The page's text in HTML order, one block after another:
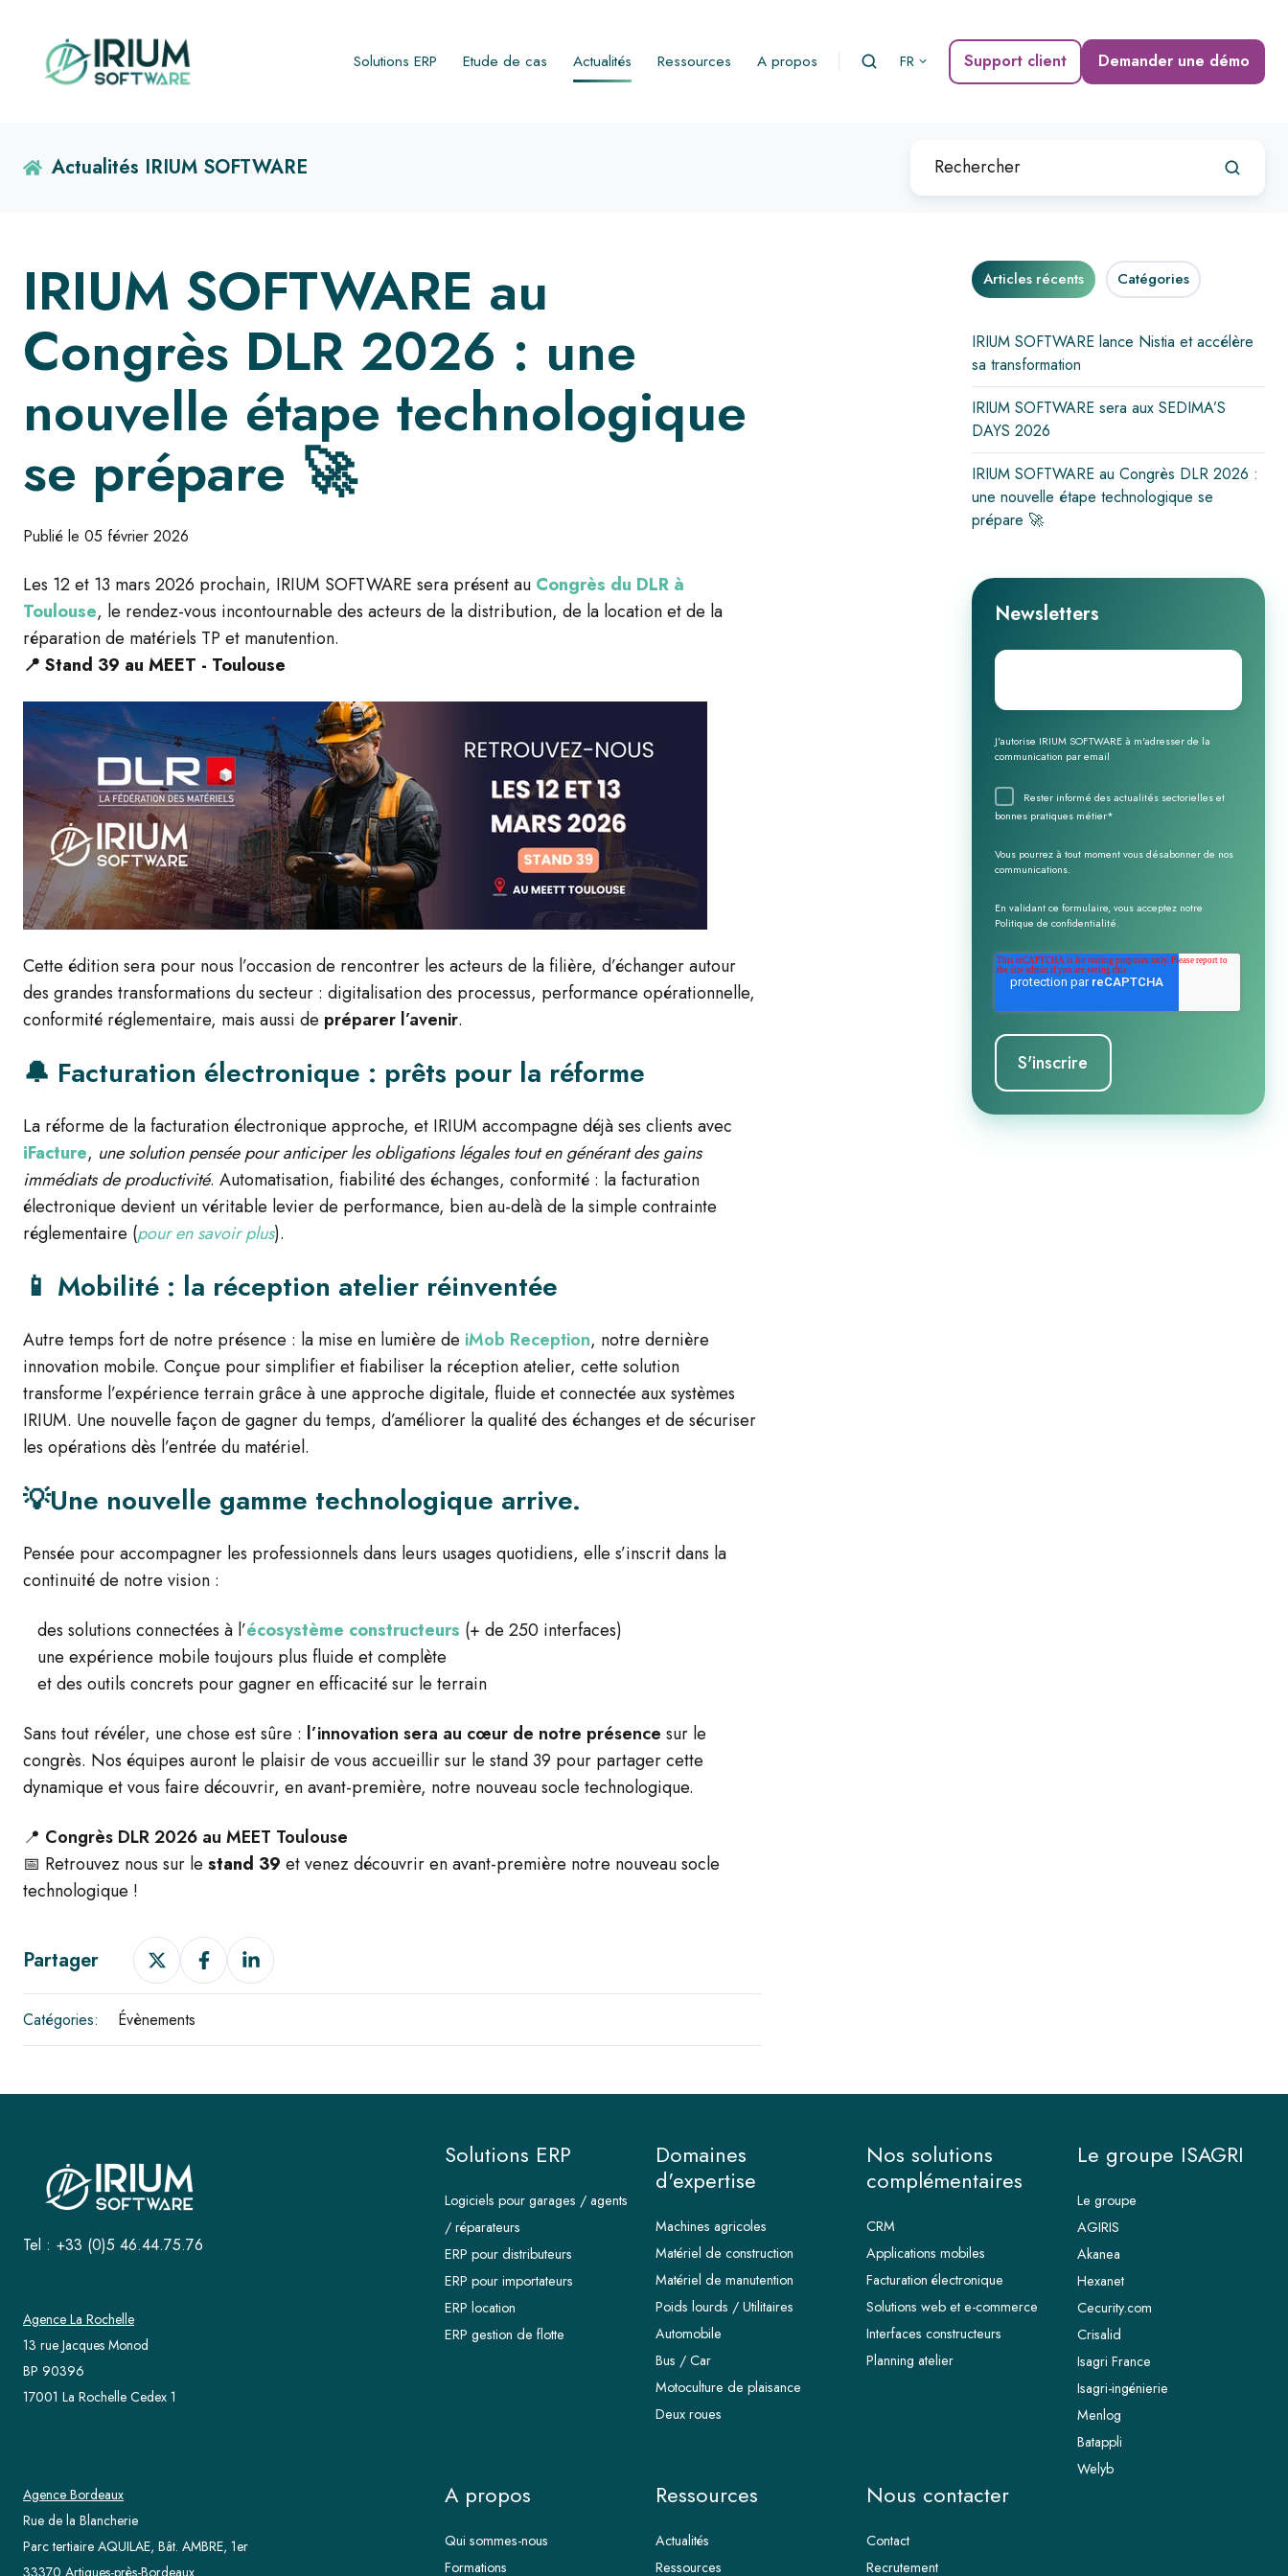
Solutions ERP Etude de cas Actualités Ressources A propos FR Support client Demander une démo
Actualités IRIUM SOFTWARE
IRIUM SOFTWARE au
Congrès DLR 2026 : une
nouvelle étape technologique
se prépare 🚀
Publié le 05 février 2026
Les 12 et 13 mars 2026 prochain, IRIUM SOFTWARE sera présent au Congrès du DLR à
Toulouse, le rendez-vous incontournable des acteurs de la distribution, de la location et de la
réparation de matériels TP et manutention.
📍 Stand 39 au MEET - Toulouse
Cette édition sera pour nous l’occasionde rencontrer les acteurs de la filière, d’échanger autour
des grandes transformations du secteur : digitalisation des processus, performance opérationnelle,
conformité réglementaire, mais aussi de préparer l’avenir.
🔔 Facturation électronique : prêts pour la réforme
La réforme de la facturation électronique approche, et IRIUM accompagne déjà ses clients avec
iFacture, une solution pensée pour anticiper les obligations légales tout en générant des gains
immédiats de productivité. Automatisation, fiabilité des échanges, conformité : la facturation
électronique devient un véritable levier de performance, bien au-delà de la simple contrainte
réglementaire (pour en savoir plus).
📱 Mobilité : la réception atelier réinventée
Autre temps fort de notre présence : la mise en lumière de iMob Reception, notre dernière
innovation mobile. Conçue pour simplifier et fiabiliser la réception atelier, cette solution
transforme l’expérience terrain grâce à une approche digitale, fluide et connectée aux systèmes
IRIUM. Une nouvelle façon de gagner du temps, d’améliorer la qualité des échanges et de sécuriser
les opérations dès l’entrée du matériel.
💡Une nouvelle gamme technologique arrive.
Pensée pour accompagner les professionnels dans leurs usages quotidiens, elle s’inscrit dans la
continuité de notre vision :
des solutions connectées à l’écosystème constructeurs (+ de 250 interfaces)
une expérience mobile toujours plus fluide et complète
et des outils concrets pour gagner en efficacité sur le terrain
Sans tout révéler, une chose est sûre : l’innovation sera au cœur de notre présence sur le
congrès. Nos équipes auront le plaisir de vous accueillir sur le stand 39 pour partager cette
dynamique et vous faire découvrir, en avant-première, notre nouveau socle technologique.
📍 Congrès DLR 2026 au MEET Toulouse
📅 Retrouvez nous sur le stand 39 et venez découvrir en avant-première notre nouveau socle
technologique !
Partager
Partager
sur
Partager
sur
Partager
sur
Catégories: Évènements
Articles récents Catégories
IRIUM SOFTWARE lance Nistia et accélère
sa transformation
IRIUM SOFTWARE sera aux SEDIMA’S
DAYS 2026
IRIUM SOFTWARE au Congrès DLR 2026 :
une nouvelle étape technologique se
prépare 🚀
Newsletters
Email
J'autorise IRIUM SOFTWARE à m'adresser de la
communication par email
Rester informé des actualités sectorielles et
bonnes pratiques métier*
Vous pourrez à tout moment vous désabonner de nos
communications.
En validant ce formulaire, vous acceptez notre
Politique de confidentialité.
Tel : +33 (0)5 46.44.75.76
Agence La Rochelle
13 rue Jacques Monod
BP 90396
17001 La Rochelle Cedex 1
Agence Bordeaux
Rue de la Blancherie
Parc tertiaire AQUILAE, Bât. AMBRE, 1er
Solutions ERP
Logiciels pour garages / agents
/ réparateurs
ERP pour distributeurs
ERP pour importateurs
ERP location
ERP gestion de flotte
Domaines
d'expertise
Machines agricoles
Matériel de construction
Matériel de manutention
Poids lourds / Utilitaires
Automobile
Bus / Car
Motoculture de plaisance
Deux roues
Nos solutions
complémentaires
CRM
Applications mobiles
Facturation électronique
Solutions web et e-commerce
Interfaces constructeurs
Planning atelier
Le groupe ISAGRI
Le groupe
AGIRIS
Akanea
Hexanet
Cecurity.com
Crisalid
Isagri France
Isagri-ingénierie
Menlog
Batappli
Welyb
A propos
Qui sommes-nous
Formations
Ressources
Actualités
Ressources
Nous contacter
Contact
Recrutement